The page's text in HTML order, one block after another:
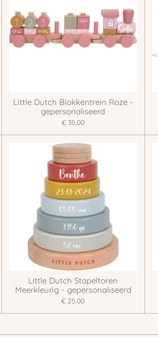
Little Dutch Blokkentrein Roze -
gepersonaliseerd
€ 35,00
Little Dutch Stapeltoren
Meerkleurig - gepersonaliseerd
€ 25,00